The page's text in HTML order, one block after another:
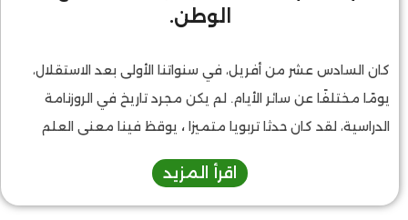
الوطن.
كان السادس عشر من أفريل، في سنواتنا الأولى بعد الاستقلال،
يومًا مختلفًا عن سائر الأيام. لم يكن مجرد تاريخ في الروزنامة
الدراسية، لقد كان حدثا تربويا متميزا ، يوقظ فينا معنى العلم
نوفمبر لا تزال، من حولنا، عميقة في النفوس، حاضرة في وجدان
المعلم، وفي خطاب المدرسة، وفي ذاكرة المجتمع كله.
اقرأ المزيد